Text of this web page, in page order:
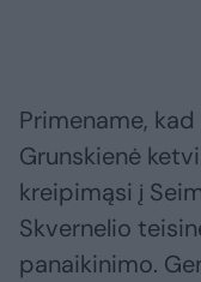
Primename,
Grunskienė
kreipimąsi į
Skvernelio
panaikinimo.